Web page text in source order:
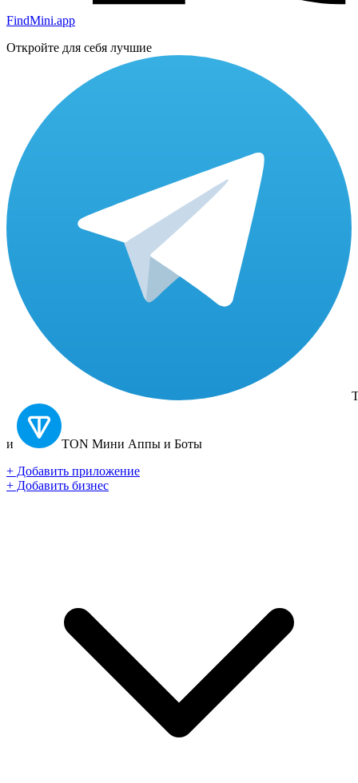
FindMini.app
Откройте для себя лучшие
и TON Мини Аппы и Боты
+ Добавить приложение
+ Добавить бизнес